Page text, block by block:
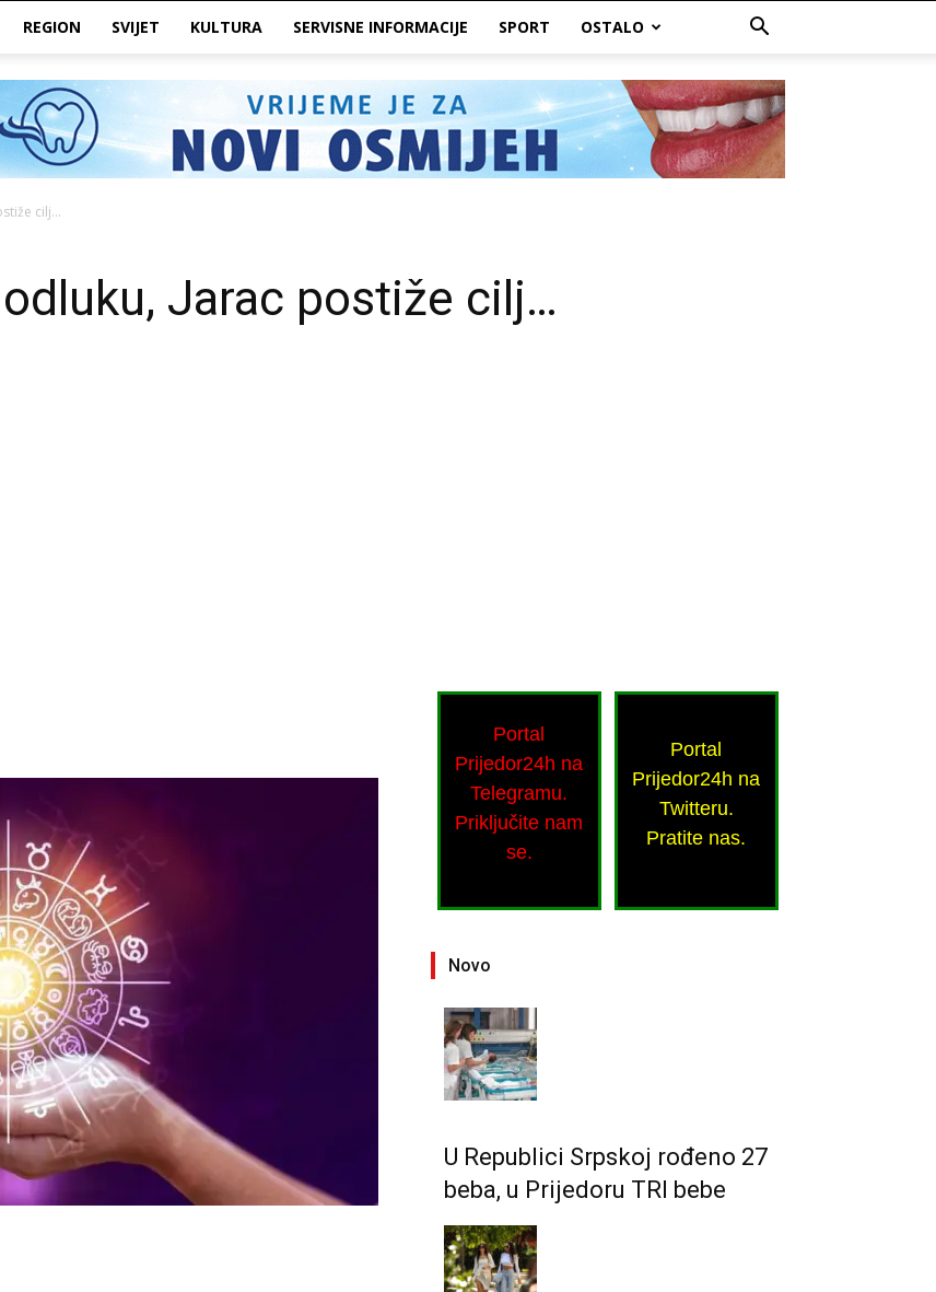
REGION SVIJET KULTURA SERVISNE INFORMACIJE SPORT OSTALO
cilj…
Jarac postiže cilj…
Portal
Prijedor24h na
Telegramu.
Priključite nam
se.
Portal
Prijedor24h na
Twitteru.
Pratite nas.
Novo
U Republici Srpskoj rođeno 27
beba, u Prijedoru TRI bebe